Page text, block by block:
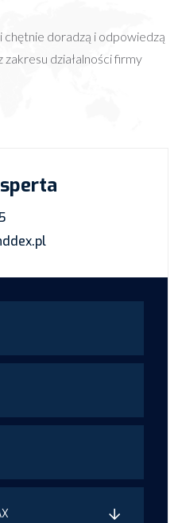
doradzą i odpowiedzą
działalności firmy